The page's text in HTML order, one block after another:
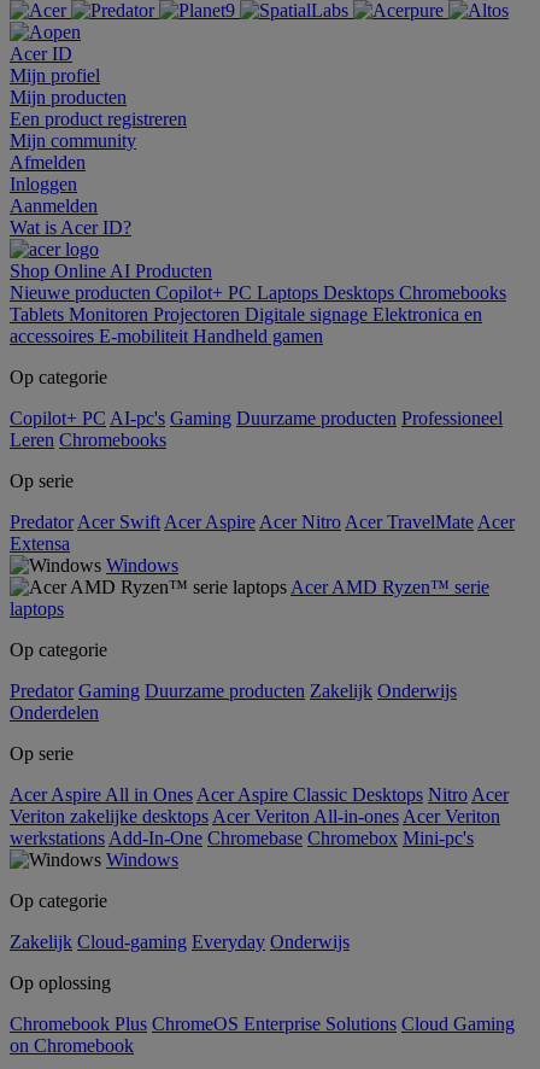
Acer ID
Mijn profiel
Mijn producten
Een product registreren
Mijn community
Afmelden
Inloggen
Aanmelden
Wat is Acer ID?
Shop Online AI Producten
Nieuwe producten Copilot+ PC Laptops Desktops Chromebooks
Tablets Monitoren Projectoren Digitale signage Elektronica en
accessoires E-mobiliteit Handheld gamen
Op categorie
Copilot+ PC AI-pc's Gaming Duurzame producten Professioneel
Leren Chromebooks
Op serie
Predator Acer Swift Acer Aspire Acer Nitro Acer TravelMate Acer
Extensa
Windows
Acer AMD Ryzen™ serie
laptops
Op categorie
Predator Gaming Duurzame producten Zakelijk Onderwijs
Onderdelen
Op serie
Acer Aspire All in Ones Acer Aspire Classic Desktops Nitro Acer
Veriton zakelijke desktops Acer Veriton All-in-ones Acer Veriton
werkstations Add-In-One Chromebase Chromebox Mini-pc's
Windows
Op categorie
Zakelijk Cloud-gaming Everyday Onderwijs
Op oplossing
Chromebook Plus ChromeOS Enterprise Solutions Cloud Gaming
on Chromebook